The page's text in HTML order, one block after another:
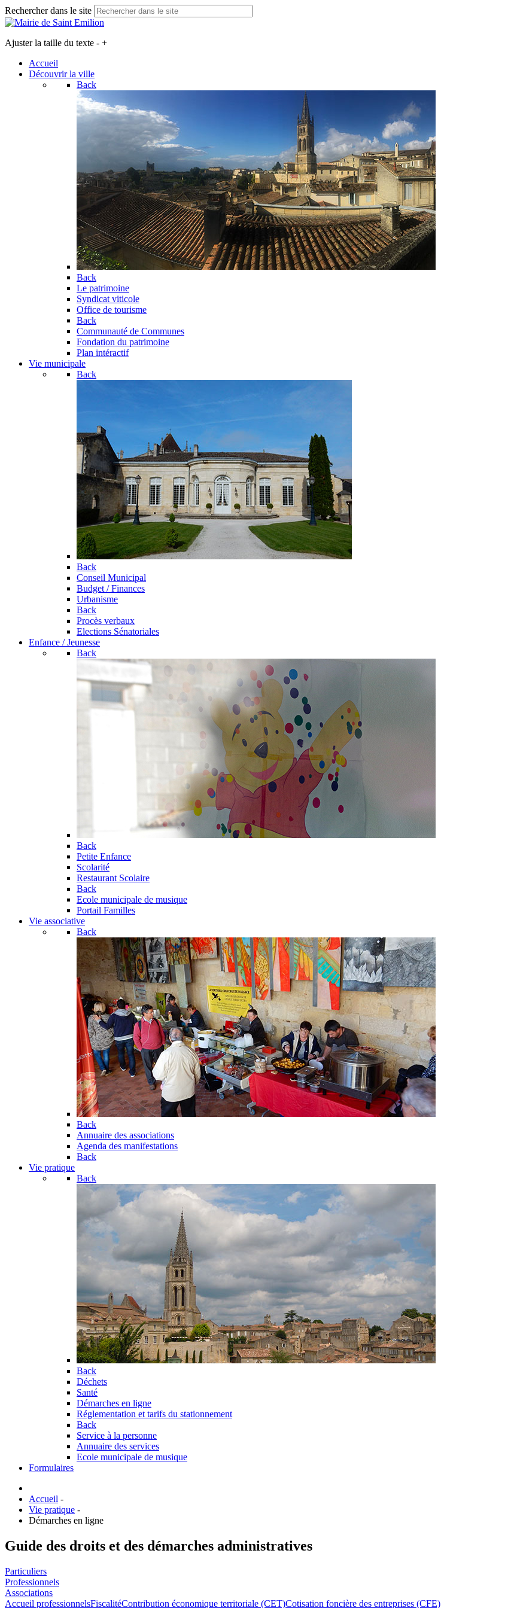
Rechercher dans le site
Ajuster la taille du texte - +
Accueil
Découvrir la ville
Back
Back
Le patrimoine
Syndicat viticole
Office de tourisme
Back
Communauté de Communes
Fondation du patrimoine
Plan intéractif
Vie municipale
Back
Back
Conseil Municipal
Budget / Finances
Urbanisme
Back
Procès verbaux
Elections Sénatoriales
Enfance / Jeunesse
Back
Back
Petite Enfance
Scolarité
Restaurant Scolaire
Back
Ecole municipale de musique
Portail Familles
Vie associative
Back
Back
Annuaire des associations
Agenda des manifestations
Back
Vie pratique
Back
Back
Déchets
Santé
Démarches en ligne
Réglementation et tarifs du stationnement
Back
Service à la personne
Annuaire des services
Ecole municipale de musique
Formulaires
Accueil -
Vie pratique -
Démarches en ligne
Guide des droits et des démarches administratives
Particuliers
Professionnels
Associations
Accueil professionnelsFiscalitéContribution économique territoriale (CET)Cotisation foncière des entreprises (CFE)